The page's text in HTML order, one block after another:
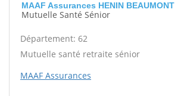
MAAF Assurances HENIN BEAUMONT
Mutuelle Santé Sénior
Département: 62
Mutuelle santé retraite sénior
MAAF Assurances